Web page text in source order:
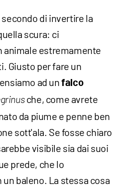
di invertire la
scura: ci
animale estremamente
Giusto per fare un
ad unfalco
che, come avrete
da piume e penne ben
sott'ala. Se fosse chiaro
visibile sia dai suoi
prede, che lo
baleno. La stessa cosa